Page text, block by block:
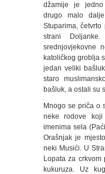
džamije je jedno
drugo malo
Stuparima,
strani
srednjovjekovne
katoličkog groblja
jedan veliki
staro
bašluk, a ostali su
Mnogo se priča o
neke rodove
imenima sela
Orašnjak je
neki Musići. U
Lopata za
kukuruza. Uz